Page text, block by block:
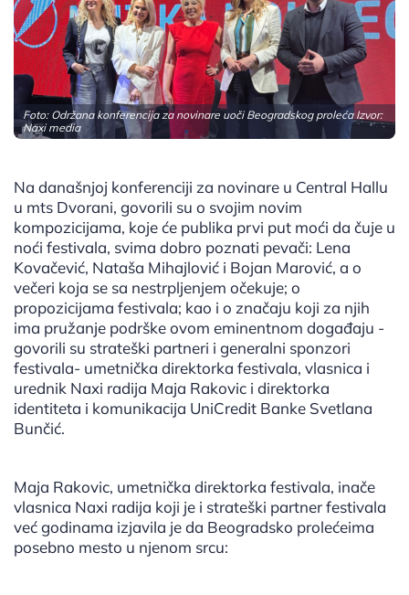
Foto: Održana konferencija za novinare uoči Beogradskog proleća Izvor:
Naxi media
Na današnjoj konferenciji za novinare u Central Hallu
u mts Dvorani, govorili su o svojim novim
kompozicijama, koje će publika prvi put moći da čuje u
noći festivala, svima dobro poznati pevači: Lena
Kovačević, Nataša Mihajlović i Bojan Marović, a o
večeri koja se sa nestrpljenjem očekuje; o
propozicijama festivala; kao i o značaju koji za njih
ima pružanje podrške ovom eminentnom događaju -
govorili su strateški partneri i generalni sponzori
festivala- umetnička direktorka festivala, vlasnica i
urednik Naxi radija Maja Rakovic i direktorka
identiteta i komunikacija UniCredit Banke Svetlana
Bunčić.
Maja Rakovic, umetnička direktorka festivala, inače
vlasnica Naxi radija koji je i strateški partner festivala
već godinama izjavila je da Beogradsko prolećeima
posebno mesto u njenom srcu: